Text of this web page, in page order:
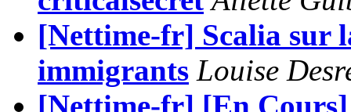
[Nettime-fr] Scalia sur
immigrants Louise